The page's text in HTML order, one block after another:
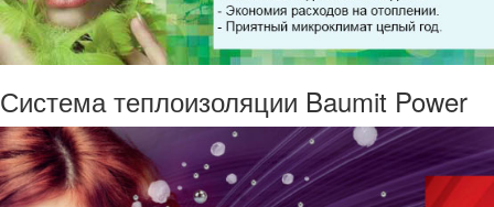
Система теплоизоляции Baumit Power